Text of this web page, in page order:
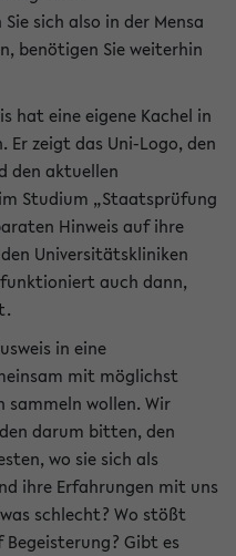
sich also in der Mensa
benötigen Sie weiterhin
hat eine eigene Kachel in
Er zeigt das Uni-Logo, den
den aktuellen
Studium „Staatsprüfung
Hinweis auf ihre
Universitätskliniken
funktioniert auch dann,
in eine
mit möglichst
sammeln wollen. Wir
darum bitten, den
wo sie sich als
ihre Erfahrungen mit uns
schlecht? Wo stößt
Gibt es